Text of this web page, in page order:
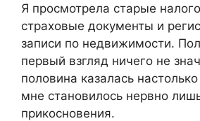
Я просмотрела старые
страховые документы и
записи по недвижимости.
первый взгляд ничего не
половина казалась
мне становилось нервно
прикосновения.